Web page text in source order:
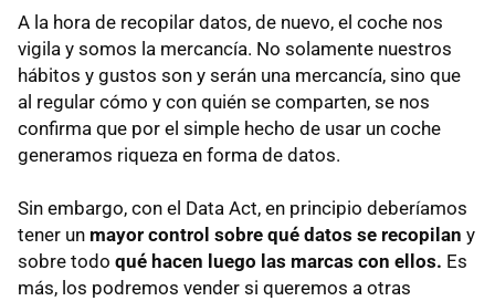
A la hora de recopilar datos, de nuevo, el coche nos
vigila y somos la mercancía. No solamente nuestros
hábitos y gustos son y serán una mercancía, sino que
al regular cómo y con quién se comparten, se nos
confirma que por el simple hecho de usar un coche
generamos riqueza en forma de datos.
Sin embargo, con el Data Act, en principio deberíamos
tener un mayor control sobre qué datos se recopilan y
sobre todo qué hacen luego las marcas con ellos. Es
más, los podremos vender si queremos a otras